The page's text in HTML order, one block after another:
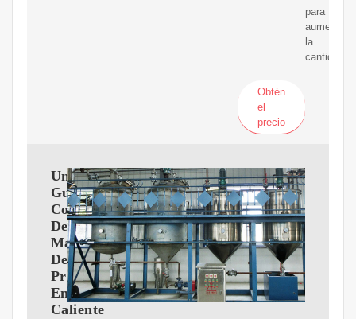
para
aumentar
la
cantidad
Obtén
el
precio
Una
Guía
Completa
De
Máquinas
De
Prensado
En
Caliente